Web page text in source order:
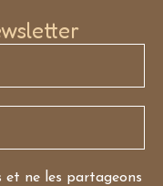
et ne les partageons